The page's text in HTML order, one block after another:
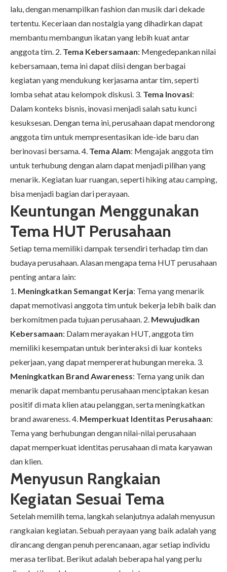
lalu, dengan menampilkan fashion dan musik dari dekade
tertentu. Keceriaan dan nostalgia yang dihadirkan dapat
membantu membangun ikatan yang lebih kuat antar
anggota tim. 2. Tema Kebersamaan: Mengedepankan nilai
kebersamaan, tema ini dapat diisi dengan berbagai
kegiatan yang mendukung kerjasama antar tim, seperti
lomba sehat atau kelompok diskusi. 3. Tema Inovasi:
Dalam konteks bisnis, inovasi menjadi salah satu kunci
kesuksesan. Dengan tema ini, perusahaan dapat mendorong
anggota tim untuk mempresentasikan ide-ide baru dan
berinovasi bersama. 4. Tema Alam: Mengajak anggota tim
untuk terhubung dengan alam dapat menjadi pilihan yang
menarik. Kegiatan luar ruangan, seperti hiking atau camping,
bisa menjadi bagian dari perayaan.
Keuntungan Menggunakan
Tema HUT Perusahaan
Setiap tema memiliki dampak tersendiri terhadap tim dan
budaya perusahaan. Alasan mengapa tema HUT perusahaan
penting antara lain:
1. Meningkatkan Semangat Kerja: Tema yang menarik
dapat memotivasi anggota tim untuk bekerja lebih baik dan
berkomitmen pada tujuan perusahaan. 2. Mewujudkan
Kebersamaan: Dalam merayakan HUT, anggota tim
memiliki kesempatan untuk berinteraksi di luar konteks
pekerjaan, yang dapat mempererat hubungan mereka. 3.
Meningkatkan Brand Awareness: Tema yang unik dan
menarik dapat membantu perusahaan menciptakan kesan
positif di mata klien atau pelanggan, serta meningkatkan
brand awareness. 4. Memperkuat Identitas Perusahaan:
Tema yang berhubungan dengan nilai-nilai perusahaan
dapat memperkuat identitas perusahaan di mata karyawan
dan klien.
Menyusun Rangkaian
Kegiatan Sesuai Tema
Setelah memilih tema, langkah selanjutnya adalah menyusun
rangkaian kegiatan. Sebuah perayaan yang baik adalah yang
dirancang dengan penuh perencanaan, agar setiap individu
merasa terlibat. Berikut adalah beberapa hal yang perlu